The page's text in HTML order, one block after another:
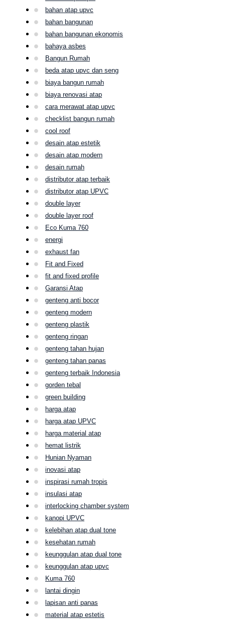
bahan atap upvc
bahan bangunan
bahan bangunan ekonomis
bahaya asbes
Bangun Rumah
beda atap upvc dan seng
biaya bangun rumah
biaya renovasi atap
cara merawat atap upvc
checklist bangun rumah
cool roof
desain atap estetik
desain atap modern
desain rumah
distributor atap terbaik
distributor atap UPVC
double layer
double layer roof
Eco Kuma 760
energi
exhaust fan
Fit and Fixed
fit and fixed profile
Garansi Atap
genteng anti bocor
genteng modern
genteng plastik
genteng ringan
genteng tahan hujan
genteng tahan panas
genteng terbaik Indonesia
gorden tebal
green building
harga atap
harga atap UPVC
harga material atap
hemat listrik
Hunian Nyaman
inovasi atap
inspirasi rumah tropis
insulasi atap
interlocking chamber system
kanopi UPVC
kelebihan atap dual tone
kesehatan rumah
keunggulan atap dual tone
keunggulan atap upvc
Kuma 760
lantai dingin
lapisan anti panas
material atap estetis